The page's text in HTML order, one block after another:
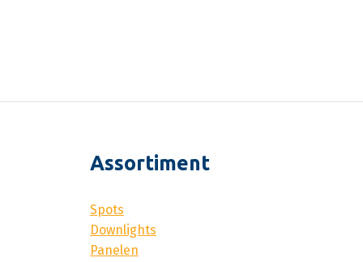
Assortiment
Spots
Downlights
Panelen